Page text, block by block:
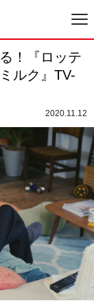
！『ロッテ
ルク』TV-
2020.11.12